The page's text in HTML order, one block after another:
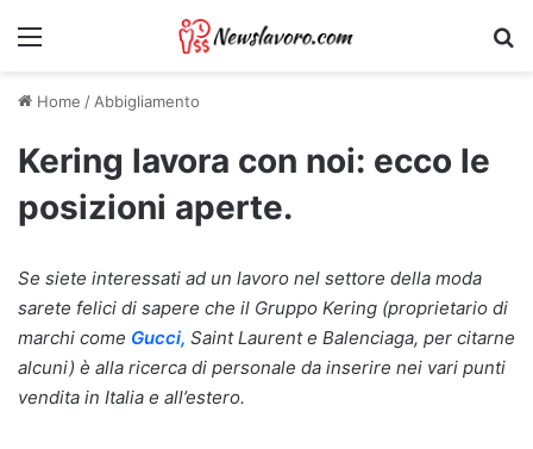
Menu
Home /Abbigliamento
Kering lavora con noi: ecco le
posizioni aperte.
Se siete interessati ad un lavoro nel settore della moda
sarete felici di sapere che il Gruppo Kering (proprietario di
marchi come Gucci, Saint Laurent e Balenciaga, per citarne
alcuni) è alla ricerca di personale da inserire nei vari punti
vendita in Italia e all’estero.